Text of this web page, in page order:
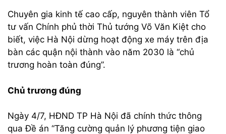
Chuyên gia kinh tế cao cấp, nguyên thành viên Tổ
tư vấn Chính phủ thời Thủ tướng Võ Văn Kiệt cho
biết, việc Hà Nội dừng hoạt động xe máy trên địa
bàn các quận nội thành vào năm 2030 là “chủ
trương hoàn toàn đúng”.
Chủ trương đúng
Ngày 4/7, HĐND TP Hà Nội đã chính thức thông
qua Đề án “Tăng cường quản lý phương tiện giao